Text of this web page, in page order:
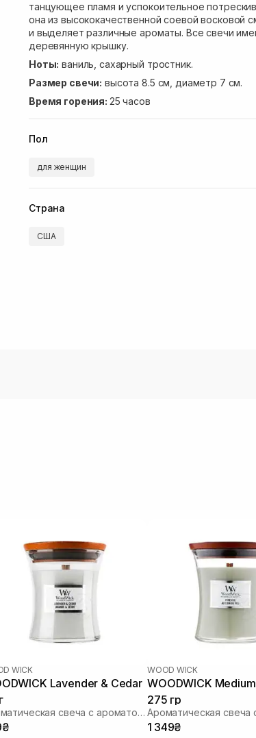
танцующее пламя и успокоительное
она из высококачественной соевой восковой
и выделяет различные ароматы. Все свечи
деревянную крышку.
Ноты: ваниль, сахарный тростник.
Размер свечи: высота 8.5 см, диаметр 7 см.
Время горения: 25 часов
Пол
для женщин
Страна
США
WICK
Lavender & Cedar
Ароматическая свеча с ароматом лаванды и кипариса
WOOD WICK
WOODWICK
275 гр
1 349₴